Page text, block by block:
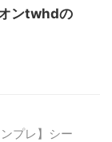
ンtwhdの
プレ】シー